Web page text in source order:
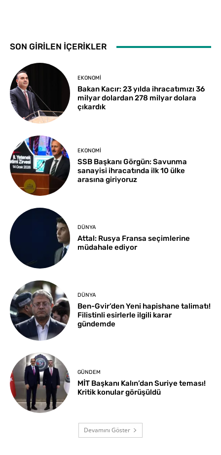
SON GİRİLEN İÇERİKLER
EKONOMI
Bakan Kacır: 23 yılda ihracatımızı 36
milyar dolardan 278 milyar dolara
çıkardık
EKONOMI
SSB Başkanı Görgün: Savunma
sanayisi ihracatında ilk 10 ülke
arasına giriyoruz
DÜNYA
Attal: Rusya Fransa seçimlerine
müdahale ediyor
DÜNYA
Ben-Gvir’den Yeni hapishane talimatı!
Filistinli esirlerle ilgili karar
gündemde
GÜNDEM
MİT Başkanı Kalın’dan Suriye teması!
Kritik konular görüşüldü
Devamını Göster